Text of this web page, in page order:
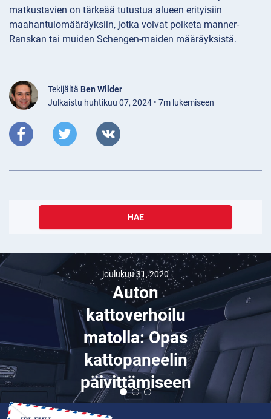
matkustavien on tärkeää tutustua alueen erityisiin
maahantulomääräyksiin, jotka voivat poiketa manner-
Ranskan tai muiden Schengen-maiden määräyksistä.
Tekijältä Ben Wilder
Julkaistu huhtikuu 07, 2024 • 7m lukemiseen
HAE
joulukuu 31, 2020
Auton
kattoverhoilu
matolla: Opas
kattopaneelin
päivittämiseen